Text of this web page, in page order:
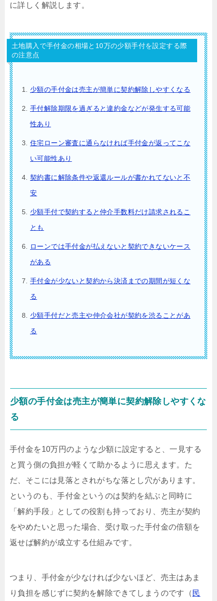
に詳しく解説します。
土地購入で手付金の相場と10万の少額手付を設定する際
の注意点
少額の手付金は売主が簡単に契約解除しやすくなる
手付解除期限を過ぎると違約金などが発生する可能
性あり
住宅ローン審査に通らなければ手付金が返ってこな
い可能性あり
契約書に解除条件や返還ルールが書かれてないと不
安
少額手付で契約すると仲介手数料だけ請求されるこ
とも
ローンでは手付金が払えないと契約できないケース
がある
手付金が少ないと契約から決済までの期間が短くな
る
少額手付だと売主や仲介会社が契約を渋ることがあ
る
少額の手付金は売主が簡単に契約解除しやすくな
る
手付金を10万円のような少額に設定すると、一見する
と買う側の負担が軽くて助かるように思えます。た
だ、そこには見落とされがちな落とし穴があります。
というのも、手付金というのは契約を結ぶと同時に
「解約手段」としての役割も持っており、売主が契約
をやめたいと思った場合、受け取った手付金の倍額を
返せば解約が成立する仕組みです。
つまり、手付金が少なければ少ないほど、売主はあま
り負担を感じずに契約を解除できてしまうのです（ 民